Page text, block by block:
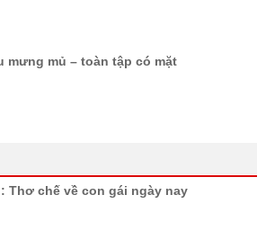
mưng mủ – toàn tập có mặt
Thơ chế về con gái ngày nay